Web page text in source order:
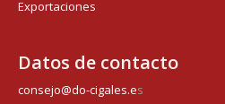
Exportaciones
Datos de contacto
consejo@do-cigales.es